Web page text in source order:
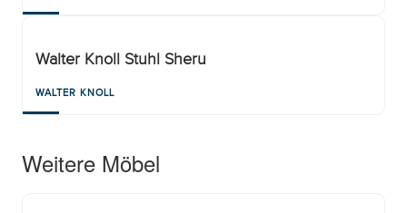
Walter Knoll Stuhl Sheru
WALTER KNOLL
Weitere Möbel